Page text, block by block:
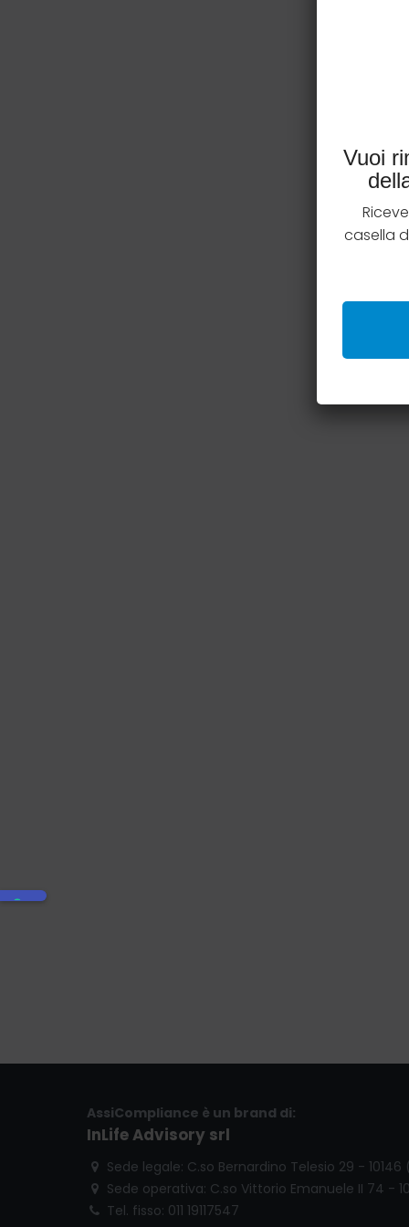
AssiCompliance è un brand di:
InLife Advisory srl
Sede legale: C.so Bernardino Telesio 29 - 10146
Sede operativa: C.so Vittorio Emanuele II 74 -
Tel. fisso: 011 19117547
Vuoi
casella